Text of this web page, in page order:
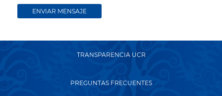
TRANSPARENCIA UCR
PREGUNTAS FRECUENTES